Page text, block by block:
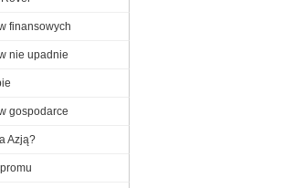
finansowych
nie upadnie
gospodarce
Azją?